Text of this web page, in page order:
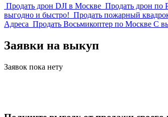
Продать дрон DJI в Москве Продать дрон по
выгодно и быстро! Продать пожарный
Адреса Продать Восьмикоптер по Москве С
Заявки на выкуп
Заявок пока нету